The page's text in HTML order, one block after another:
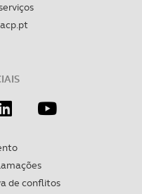
de conflitos